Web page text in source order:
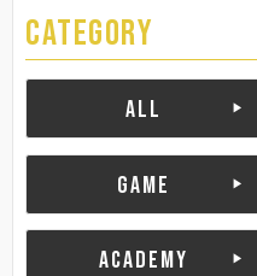
CATEGORY
ALL
GAME
ACADEMY